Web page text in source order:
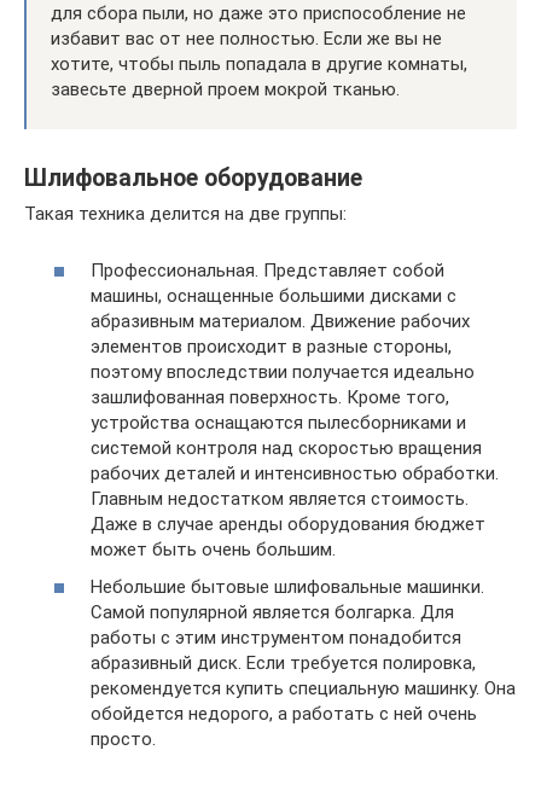
для сбора пыли, но даже это приспособление не
избавит вас от нее полностью. Если же вы не
хотите, чтобы пыль попадала в другие комнаты,
завесьте дверной проем мокрой тканью.
Шлифовальное оборудование
Такая техника делится на две группы:
Профессиональная. Представляет собой
машины, оснащенные большими дисками с
абразивным материалом. Движение рабочих
элементов происходит в разные стороны,
поэтому впоследствии получается идеально
зашлифованная поверхность. Кроме того,
устройства оснащаются пылесборниками и
системой контроля над скоростью вращения
рабочих деталей и интенсивностью обработки.
Главным недостатком является стоимость.
Даже в случае аренды оборудования бюджет
может быть очень большим.
Небольшие бытовые шлифовальные машинки.
Самой популярной является болгарка. Для
работы с этим инструментом понадобится
абразивный диск. Если требуется полировка,
рекомендуется купить специальную машинку. Она
обойдется недорого, а работать с ней очень
просто.